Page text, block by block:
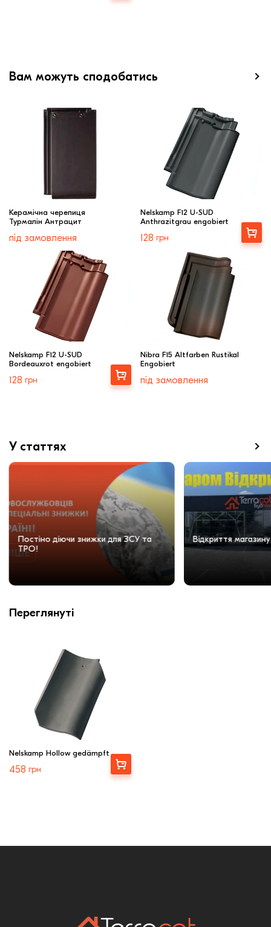
Вам можуть сподобатись
Керамічна черепиця
Турмалін Антрацит
під замовлення
Nelskamp F12 U-SUD
Anthrazitgrau engobiert
128 грн
Купити
Nelskamp F12 U-SUD
Bordeauxrot engobiert
128 грн
Купити
Nibra F15 Altfarben Rustikal
Engobiert
під замовлення
У статтях
Постіно діючи знижки для ЗСУ та
ТРО!
Відкриття магазину
Переглянуті
Nelskamp Hollow gedämpft
458 грн
Вибрати